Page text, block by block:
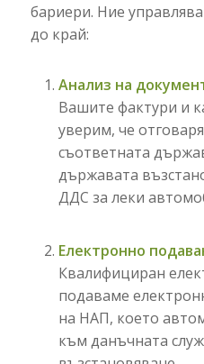
бариери. Ние
до край:
Анализ на
Вашите фактури и
уверим, че
съответната
държавата
ДДС за леки
Електронно
Квалифициран
подаваме
на НАП, което
към данъчната